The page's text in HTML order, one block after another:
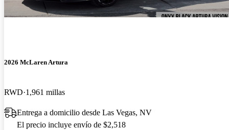
2026 McLaren Artura
RWD 1,961 millas
Entrega a domicilio desde Las Vegas, NV
El precio incluye envío de $2,518